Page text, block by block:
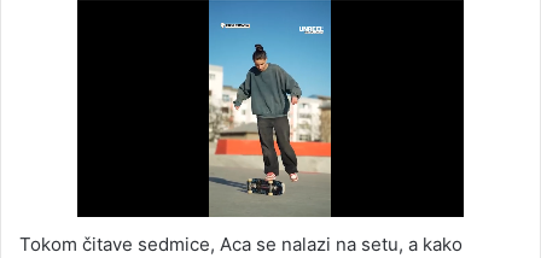
Tokom čitave sedmice, Aca se nalazi na setu, a kako